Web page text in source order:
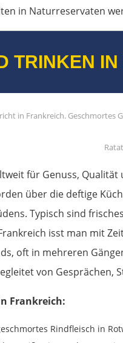
in Naturreservaten
TRINKEN
für Genuss,
über die deftige
Typisch sind
isst man mit
oft in mehreren
von Gesprächen,
Frankreich:
Rindfleisch in